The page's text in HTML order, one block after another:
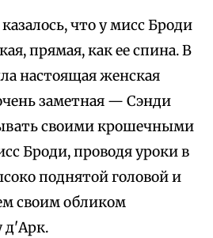
что у мисс Броди
прямая, как ее спина. В
настоящая женская
заметная — Сэнди
своими крошечными
Броди, проводя уроки в
поднятой головой и
своим обликом
д'Арк.